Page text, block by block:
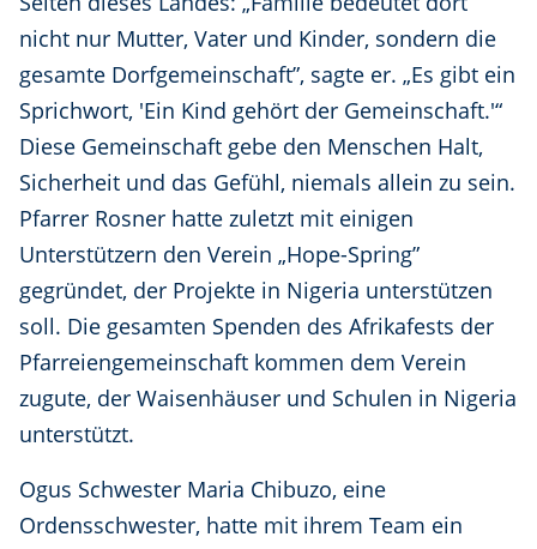
nicht nur Mutter, Vater und Kinder, sondern die
gesamte Dorfgemeinschaft”, sagte er. „Es gibt ein
Sprichwort, 'Ein Kind gehört der Gemeinschaft.'“
Diese Gemeinschaft gebe den Menschen Halt,
Sicherheit und das Gefühl, niemals allein zu sein.
Pfarrer Rosner hatte zuletzt mit einigen
Unterstützern den Verein „Hope-Spring”
gegründet, der Projekte in Nigeria unterstützen
soll. Die gesamten Spenden des Afrikafests der
Pfarreiengemeinschaft kommen dem Verein
zugute, der Waisenhäuser und Schulen in Nigeria
unterstützt.
Ogus Schwester Maria Chibuzo, eine
Ordensschwester, hatte mit ihrem Team ein